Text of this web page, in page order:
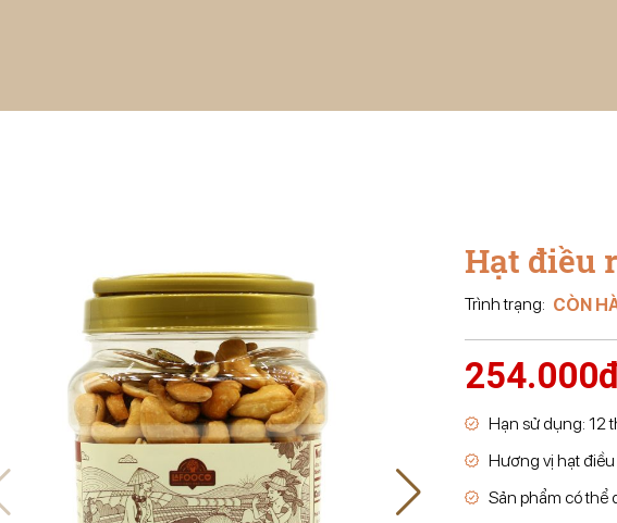
Hạt điều
Trình trạng: CÒN
Hạn sử dụng: 12
Hương vị hạt
Sản phẩm có thể